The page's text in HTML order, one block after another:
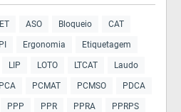
ASO Bloqueio CAT
Ergonomia Etiquetagem
LIP LOTO LTCAT Laudo
PCA PCMAT PCMSO PDCA
PPP PPR PPRA PPRPS